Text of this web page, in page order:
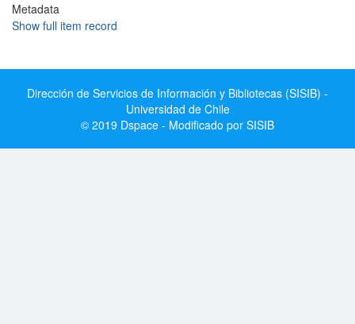
Metadata
Show full item record
Dirección de Servicios de Información y Bibliotecas (SISIB) -
Universidad de Chile
© 2019 Dspace - Modificado por SISIB